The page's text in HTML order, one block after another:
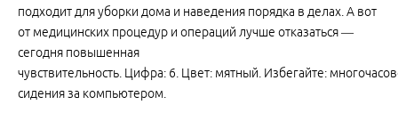
подходит для уборки дома и наведения порядка в делах. А вот
от медицинских процедур и операций лучше отказаться —
сегодня повышенная
чувствительность. Цифра: 6. Цвет: мятный. Избегайте:
сидения за компьютером.